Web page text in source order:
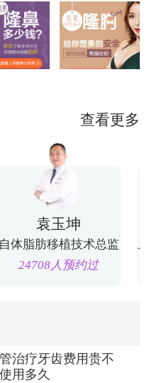
查看更多
袁玉坤
自体脂肪移植技术总监
24708人预约过
治疗牙齿费用贵不
用多久